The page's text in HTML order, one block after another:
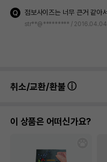
str**@********* 2016.04.04
취소/교환/환불
이 상품은 어떠신가요?